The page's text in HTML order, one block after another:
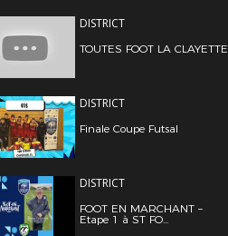
DISTRICT
TOUTES FOOT LA CLAYETTE
DISTRICT
Finale Coupe Futsal
DISTRICT
FOOT EN MARCHANT –
Etape 1 à ST FO...